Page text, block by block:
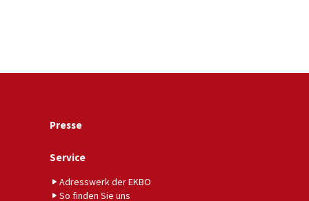
Presse
Service
Adresswerk der EKBO
So finden Sie uns